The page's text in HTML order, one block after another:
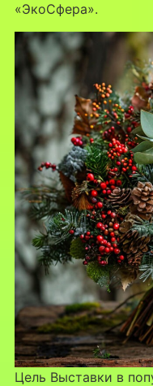
«ЭкоСфера».
Цель Выставки в